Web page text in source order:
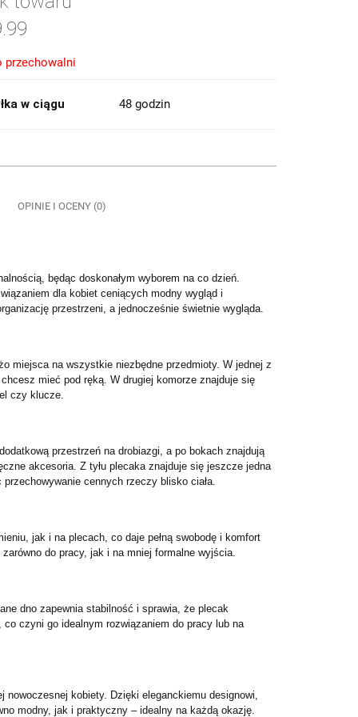
przechowalni
w ciągu 48 godzin
OPINIE I OCENY (0)
będąc doskonałym wyborem na co dzień.
dla kobiet ceniących modny wygląd i
przestrzeni, a jednocześnie świetnie wygląda.
miejsca na wszystkie niezbędne przedmioty. W jednej z
mieć pod ręką. W drugiej komorze znajduje się
czy klucze.
przestrzeń na drobiazgi, a po bokach znajdują
akcesoria. Z tyłu plecaka znajduje się jeszcze jedna
cennych rzeczy blisko ciała.
jak i na plecach, co daje pełną swobodę i komfort
do pracy, jak i na mniej formalne wyjścia.
dno zapewnia stabilność i sprawia, że plecak
czyni go idealnym rozwiązaniem do pracy lub na
nowoczesnej kobiety. Dzięki eleganckiemu designowi,
modny, jak i praktyczny – idealny na każdą okazję.